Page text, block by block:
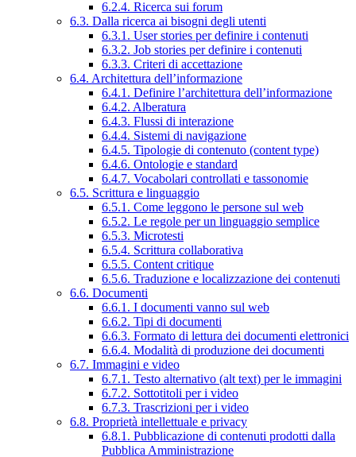
6.2.4. Ricerca sui forum
6.3. Dalla ricerca ai bisogni degli utenti
6.3.1. User stories per definire i contenuti
6.3.2. Job stories per definire i contenuti
6.3.3. Criteri di accettazione
6.4. Architettura dell’informazione
6.4.1. Definire l’architettura dell’informazione
6.4.2. Alberatura
6.4.3. Flussi di interazione
6.4.4. Sistemi di navigazione
6.4.5. Tipologie di contenuto (content type)
6.4.6. Ontologie e standard
6.4.7. Vocabolari controllati e tassonomie
6.5. Scrittura e linguaggio
6.5.1. Come leggono le persone sul web
6.5.2. Le regole per un linguaggio semplice
6.5.3. Microtesti
6.5.4. Scrittura collaborativa
6.5.5. Content critique
6.5.6. Traduzione e localizzazione dei contenuti
6.6. Documenti
6.6.1. I documenti vanno sul web
6.6.2. Tipi di documenti
6.6.3. Formato di lettura dei documenti elettronici
6.6.4. Modalità di produzione dei documenti
6.7. Immagini e video
6.7.1. Testo alternativo (alt text) per le immagini
6.7.2. Sottotitoli per i video
6.7.3. Trascrizioni per i video
6.8. Proprietà intellettuale e privacy
6.8.1. Pubblicazione di contenuti prodotti dalla
Pubblica Amministrazione